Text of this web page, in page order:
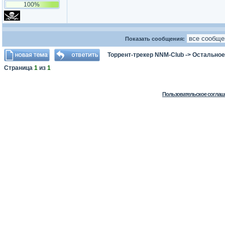
100%
Показать сообщения:
Торрент-трекер NNM-Club -> Остальное
Страница 1 из 1
Пользовательское